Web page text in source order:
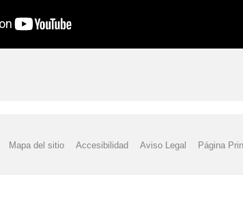
Mapa del sitio Accesibilidad Aviso Legal Página